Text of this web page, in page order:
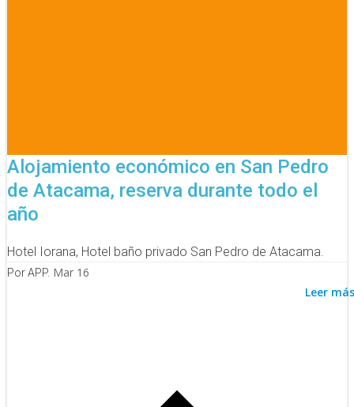
Alojamiento económico en San Pedro
de Atacama, reserva durante todo el
año
Hotel Iorana, Hotel baño privado San Pedro de Atacama.
Por APP. Mar 16
Leer más